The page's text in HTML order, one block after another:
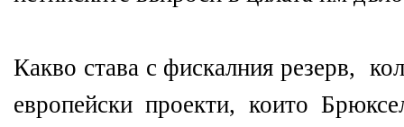
Какво става с фискалния резерв,
европейски проекти, които